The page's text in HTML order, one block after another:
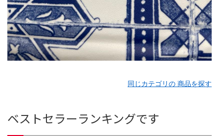
同じカテゴリの 商品を探す
ベストセラーランキングです